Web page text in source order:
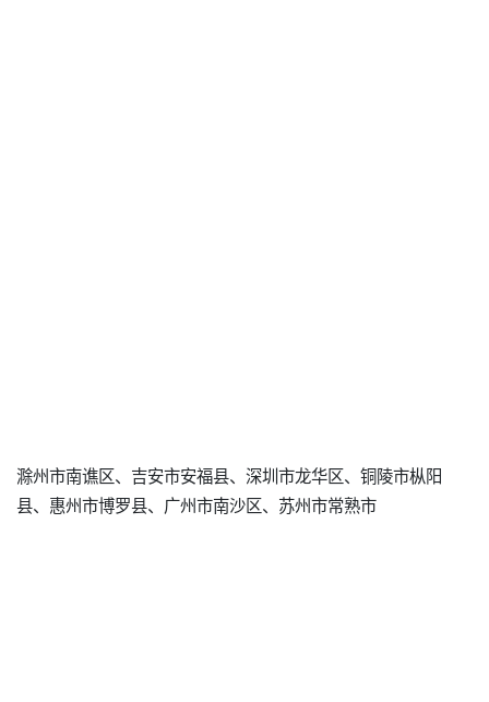
滁州市南谯区、吉安市安福县、深圳市龙华区、铜陵市枞阳
县、惠州市博罗县、广州市南沙区、苏州市常熟市